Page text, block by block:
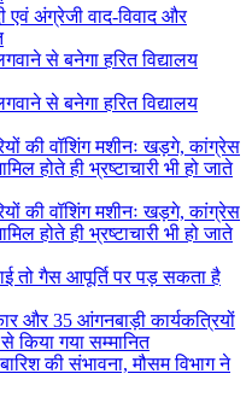
अंग्रेजी वाद-विवाद और
से बनेगा हरित विद्यालय
से बनेगा हरित विद्यालय
की वॉशिंग मशीनः खड़गे, कांग्रेस
होते ही भ्रष्टाचारी भी हो जाते
की वॉशिंग मशीनः खड़गे, कांग्रेस
होते ही भ्रष्टाचारी भी हो जाते
तो गैस आपूर्ति पर पड़ सकता है
और 35 आंगनबाड़ी कार्यकत्रियों
किया गया सम्मानित
की संभावना, मौसम विभाग ने